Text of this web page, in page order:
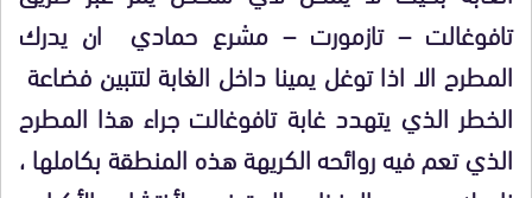
تافوغالت – تازمورت – مشرع حمادي ان يدرك
المطرح الا اذا توغل يمينا داخل الغابة لتتبين فضاعة
الخطر الذي يتهدد غابة تافوغالت جراء هذا المطرح
الذي تعم فيه روائحه الكريهة هذه المنطقة بكاملها ،